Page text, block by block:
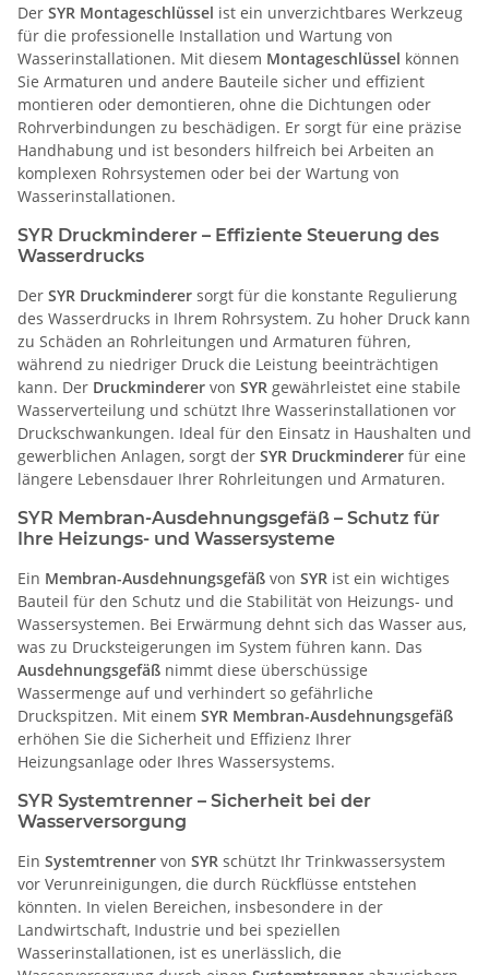
Der SYR Montageschlüssel ist ein unverzichtbares Werkzeug
für die professionelle Installation und Wartung von
Wasserinstallationen. Mit diesem Montageschlüssel können
Sie Armaturen und andere Bauteile sicher und effizient
montieren oder demontieren, ohne die Dichtungen oder
Rohrverbindungen zu beschädigen. Er sorgt für eine präzise
Handhabung und ist besonders hilfreich bei Arbeiten an
komplexen Rohrsystemen oder bei der Wartung von
Wasserinstallationen.
SYR Druckminderer – Effiziente Steuerung des
Wasserdrucks
Der SYR Druckminderer sorgt für die konstante Regulierung
des Wasserdrucks in Ihrem Rohrsystem. Zu hoher Druck kann
zu Schäden an Rohrleitungen und Armaturen führen,
während zu niedriger Druck die Leistung beeinträchtigen
kann. Der Druckminderer von SYR gewährleistet eine stabile
Wasserverteilung und schützt Ihre Wasserinstallationen vor
Druckschwankungen. Ideal für den Einsatz in Haushalten und
gewerblichen Anlagen, sorgt der SYR Druckminderer für eine
längere Lebensdauer Ihrer Rohrleitungen und Armaturen.
SYR Membran-Ausdehnungsgefäß – Schutz für
Ihre Heizungs- und Wassersysteme
Ein Membran-Ausdehnungsgefäß von SYR ist ein wichtiges
Bauteil für den Schutz und die Stabilität von Heizungs- und
Wassersystemen. Bei Erwärmung dehnt sich das Wasser aus,
was zu Drucksteigerungen im System führen kann. Das
Ausdehnungsgefäß nimmt diese überschüssige
Wassermenge auf und verhindert so gefährliche
Druckspitzen. Mit einem SYR Membran-Ausdehnungsgefäß
erhöhen Sie die Sicherheit und Effizienz Ihrer
Heizungsanlage oder Ihres Wassersystems.
SYR Systemtrenner – Sicherheit bei der
Wasserversorgung
Ein Systemtrenner von SYR schützt Ihr Trinkwassersystem
vor Verunreinigungen, die durch Rückflüsse entstehen
könnten. In vielen Bereichen, insbesondere in der
Landwirtschaft, Industrie und bei speziellen
Wasserinstallationen, ist es unerlässlich, die